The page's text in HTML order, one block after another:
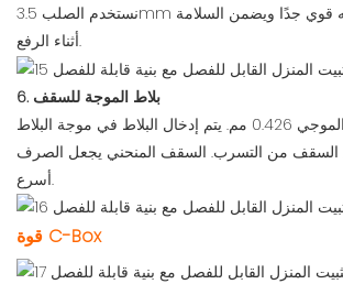
نستخدم الصلب 3.5mm للرأس المعلق. إنه قوي جدًا ويضمن السلامة
أثناء الرفع.
6. بلاط الموجة للسقف
نستخدم البلاط الموجي 0.426 مم. يتم إدخال البلاط في موجة البلاط
السقف من التسرب. السقف المنحني يجعل الصرف
أسرع.
قوة C-Box